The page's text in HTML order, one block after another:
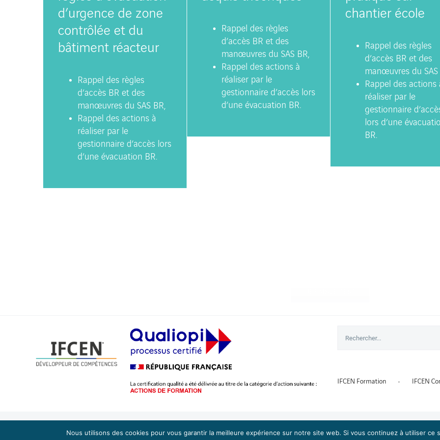
d’urgence de zone
contrôlée et du
bâtiment réacteur
Rappel des règles
d’accès BR et des
manœuvres du SAS BR,
Rappel des actions à
réaliser par le
gestionnaire d’accès lors
d’une évacuation BR.
Rappel des règles
d’accès BR et des
manœuvres du SAS BR,
Rappel des actions à
réaliser par le
gestionnaire d’accès lors
d’une évacuation BR.
chantier école
Rappel des règles
d’accès BR et des
manœuvres du SAS
Rappel des actions
réaliser par le
gestionnaire
lors d’une
BR.
IFCEN Formation IFCEN
Copyright 2024 IFCEN | Tous droits réservés |Plan du site|Mentions légales |Handicap |Taux de Satisfaction|RGPD| Site développé parAlez PC
Nous utilisons des cookies pour vous garantir la meilleure expérience sur notre site web. Si vous continuez à utiliser